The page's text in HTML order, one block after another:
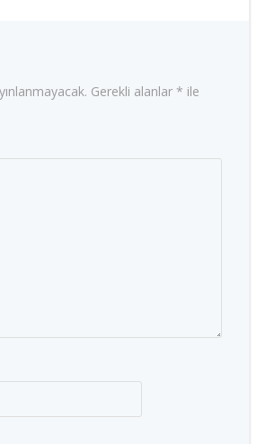
Gerekli alanlar * ile